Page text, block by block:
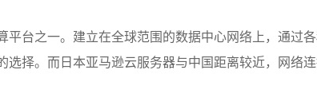
平台之一。建立在全球范围的数据中心网络上，通过
选择。而日本亚马逊云服务器与中国距离较近，网络